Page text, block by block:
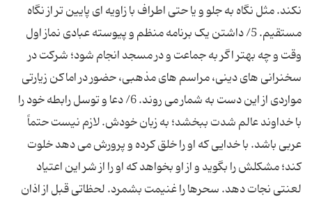
نکند. مثل نگاه به جلو و یا حتی اطراف با زاویه ای پایین تر از نگاه
مستقیم. 5/ داشتن یک برنامه منظم و پیوسته عبادی نماز اول
وقت و چه بهتر اگر به جماعت و در مسجد انجام شود؛ شرکت در
سخنرانی های دینی، مراسم های مذهبی، حضور در اماکن زیارتی
مواردی از این دست به شمار می روند. 6/ دعا و توسل رابطه خود را
با خداوند عالم شدت ببخشد؛ به زبان خودش. لازم نیست حتماً
عربی باشد. با خدایی که او را خلق کرده و پرورش می دهد خلوت
کند؛ مشکلش را بگوید و از او بخواهد که او را از شر این اعتیاد
لعنتی نجات دهد. سحرها را غنیمت بشمرد. لحظاتی قبل از اذان